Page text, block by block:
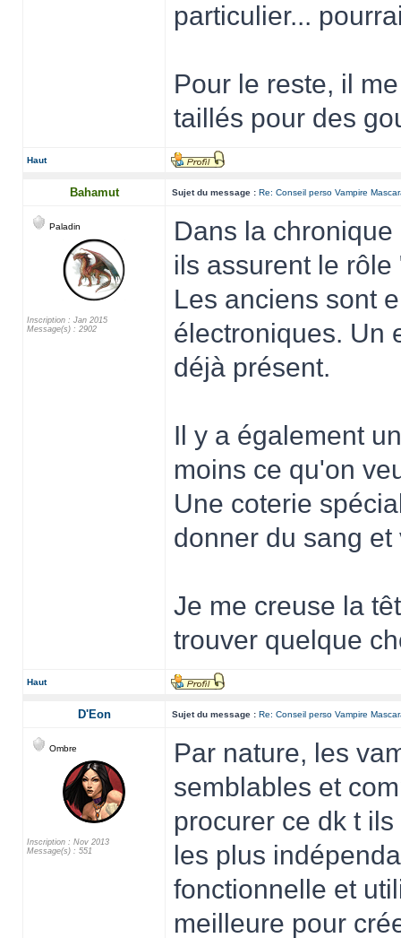
particulier...
Pour le reste, il
taillés pour des
Haut
Bahamut Sujet du message : Re: Conseil perso Vampire
Paladin
Inscription : Jan 2015
Message(s) : 2902
Dans la
ils assurent le rôle
Les anciens sont
électroniques. Un
déjà présent.
Il y a également
moins ce qu'on
Une coterie
donner du sang
Je me creuse la
trouver quelque
Haut
D'Eon Sujet du message : Re: Conseil perso Vampire
Ombre
Inscription : Nov 2013
Message(s) : 551
Par nature, les
semblables et
procurer ce dk t
les plus
fonctionnelle et
meilleure pour